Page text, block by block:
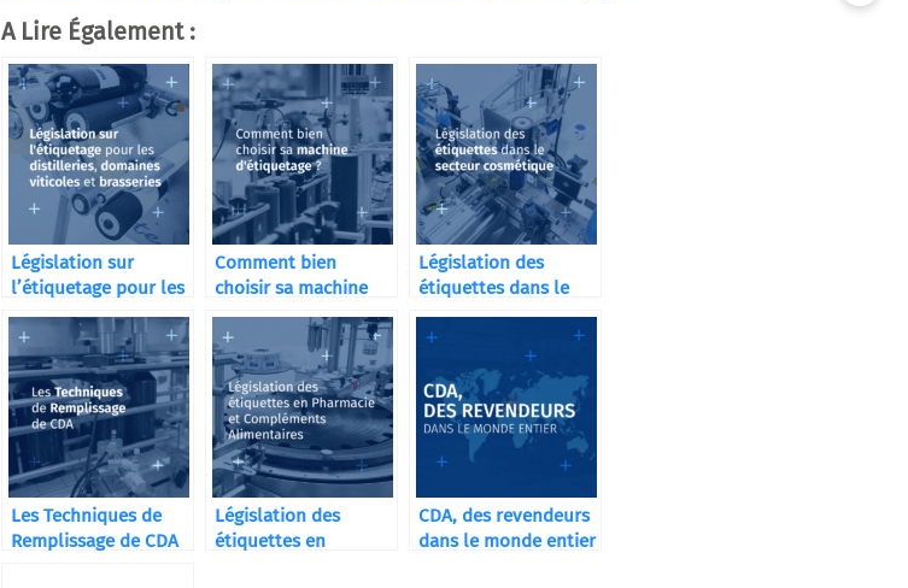
A Lire Également :
Législation sur
l’étiquetage pour les
distilleries
Comment bien
choisir sa machine
d’étiquetage ?
Législation des
étiquettes dans le
secteur cosmétique
Les Techniques de
Remplissage de CDA
Législation des
étiquettes en
CDA, des revendeurs
dans le monde entier